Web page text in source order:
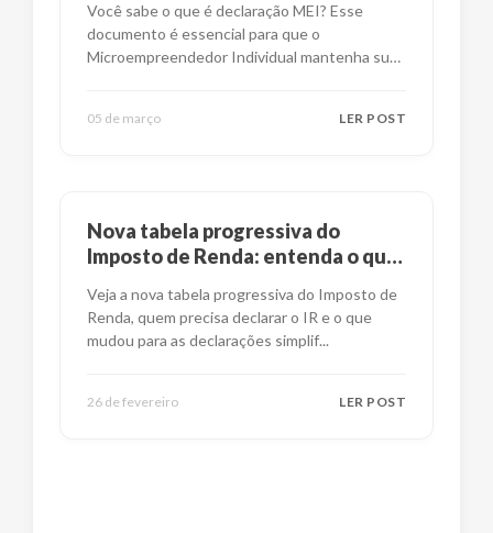
Você sabe o que é declaração MEI? Esse
documento é essencial para que o
Microempreendedor Individual mantenha suas
05 de março LER POST
Nova tabela progressiva do
Imposto de Renda: entenda o que
Veja a nova tabela progressiva do Imposto de
Renda, quem precisa declarar o IR e o que
mudou para as declarações simplif...
26 de fevereiro LER POST